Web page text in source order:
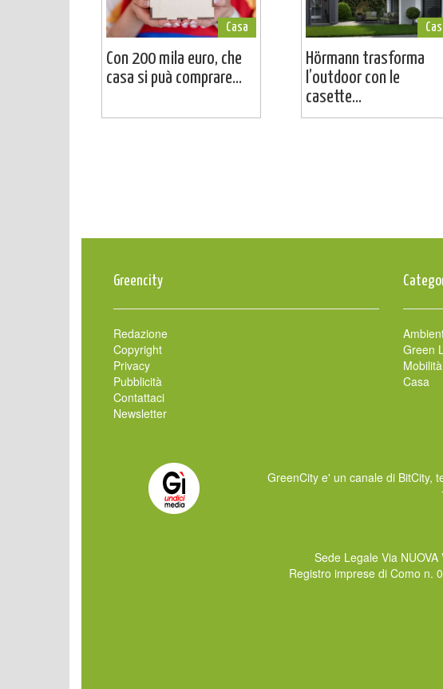
Casa
Con 200 mila euro, che
casa si puà comprare...
Hörmann trasforma
l’outdoor con le
casette...
Greencity
Redazione
Copyright
Privacy
Pubblicità
Contattaci
Newsletter
Green
Mobilità
Casa
GreenCity e' un canale di BitCity,
Sede Legale Via
Registro imprese di Como n.